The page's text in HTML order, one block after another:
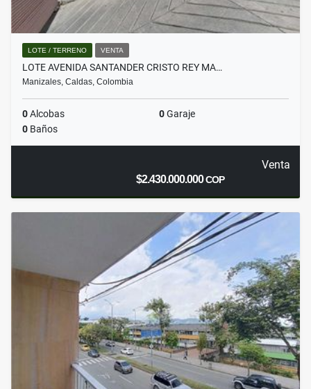
LOTE / TERRENO VENTA
LOTE AVENIDA SANTANDER CRISTO REY MA…
Manizales, Caldas, Colombia
0Alcobas 0Garaje
0 Baños
Venta
$2.430.000.000COP